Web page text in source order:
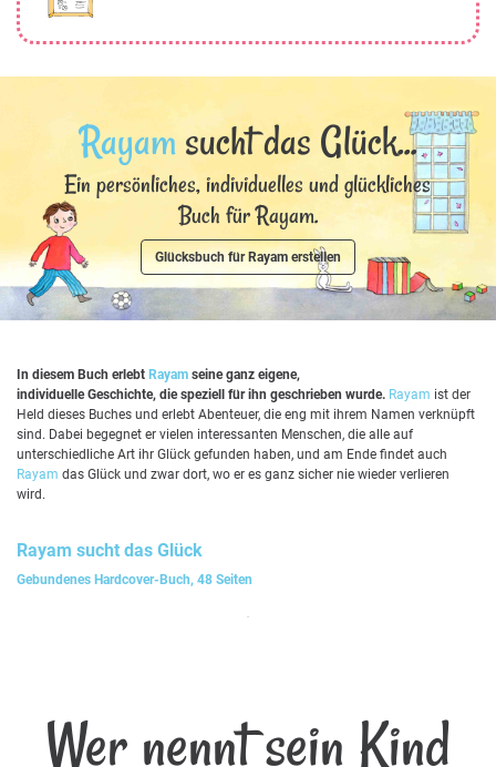
Rayamsucht das Glück...
Ein persönliches, individuelles und glückliches
Buch für Rayam.
Glücksbuch für Rayam erstellen
In diesem Buch erlebt Rayam seine ganz eigene,
individuelle Geschichte, die speziell für ihn geschrieben wurde. Rayam ist der
Held dieses Buches und erlebt Abenteuer, die eng mit ihrem Namen verknüpft
sind. Dabei begegnet er vielen interessanten Menschen, die alle auf
unterschiedliche Art ihr Glück gefunden haben, und am Ende findet auch
Rayam das Glück und zwar dort, wo er es ganz sicher nie wieder verlieren
wird.
Rayam sucht das Glück
Gebundenes Hardcover-Buch, 48 Seiten
Wer nennt sein Kind